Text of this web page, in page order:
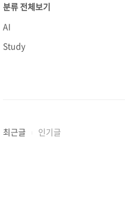
분류 전체보기
AI
Study
최근글 인기글